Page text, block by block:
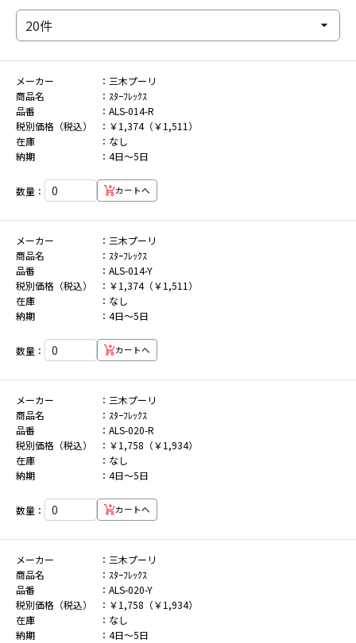
メーカー
三木プーリ
商品名
ｽﾀｰﾌﾚｯｸｽ
品番
ALS-014-R
税別価格（税込）
￥1,374（￥1,511）
在庫
なし
納期
4日～5日
数量： カートへ
メーカー
三木プーリ
商品名
ｽﾀｰﾌﾚｯｸｽ
品番
ALS-014-Y
税別価格（税込）
￥1,374（￥1,511）
在庫
なし
納期
4日～5日
数量： カートへ
メーカー
三木プーリ
商品名
ｽﾀｰﾌﾚｯｸｽ
品番
ALS-020-R
税別価格（税込）
￥1,758（￥1,934）
在庫
なし
納期
4日～5日
数量： カートへ
メーカー
三木プーリ
商品名
ｽﾀｰﾌﾚｯｸｽ
品番
ALS-020-Y
税別価格（税込）
￥1,758（￥1,934）
在庫
なし
納期
4日～5日